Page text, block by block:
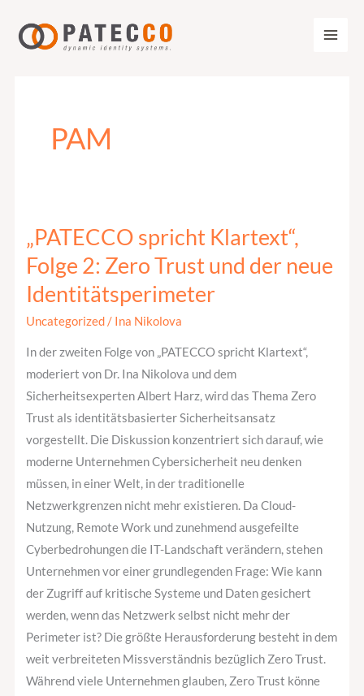
Inhalt
springen
PAM
„PATECCO spricht Klartext“,
Folge 2: Zero Trust und der neue
Identitätsperimeter
Uncategorized/ Ina Nikolova
In der zweiten Folge von „PATECCO spricht Klartext“,
moderiert von Dr. Ina Nikolova und dem
Sicherheitsexperten Albert Harz, wird das Thema Zero
Trust als identitätsbasierter Sicherheitsansatz
vorgestellt. Die Diskussion konzentriert sich darauf, wie
moderne Unternehmen Cybersicherheit neu denken
müssen, in einer Welt, in der traditionelle
Netzwerkgrenzen nicht mehr existieren. Da Cloud-
Nutzung, Remote Work und zunehmend ausgefeilte
Cyberbedrohungen die IT-Landschaft verändern, stehen
Unternehmen vor einer grundlegenden Frage: Wie kann
der Zugriff auf kritische Systeme und Daten gesichert
werden, wenn das Netzwerk selbst nicht mehr der
Perimeter ist? Die größte Herausforderung besteht in dem
weit verbreiteten Missverständnis bezüglich Zero Trust.
Während viele Unternehmen glauben, Zero Trust könne
„PATECCO
spricht
Klartext“,
Folge
2: